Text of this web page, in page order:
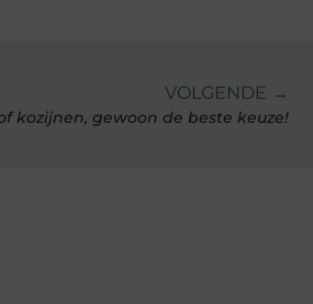
VOLGENDE →
kozijnen, gewoon de beste keuze!